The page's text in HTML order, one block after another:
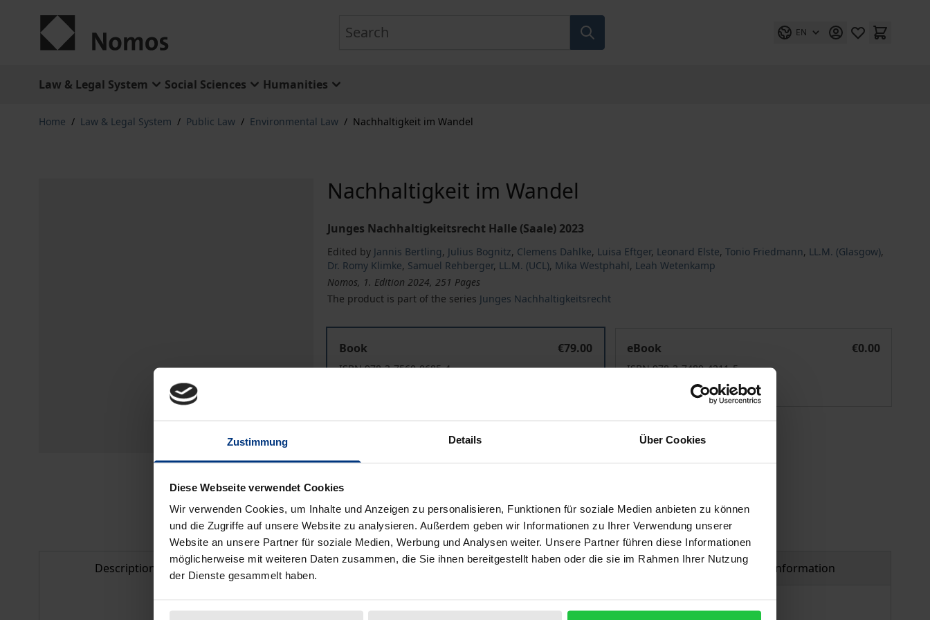
Zustimmung Details Über Cookies
Diese Webseite verwendet Cookies
Wir verwenden Cookies, um Inhalte und Anzeigen zu personalisieren, Funktionen für soziale Medien anbieten zu können
und die Zugriffe auf unsere Website zu analysieren. Außerdem geben wir Informationen zu Ihrer Verwendung unserer
Website an unsere Partner für soziale Medien, Werbung und Analysen weiter. Unsere Partner führen diese Informationen
möglicherweise mit weiteren Daten zusammen, die Sie ihnen bereitgestellt haben oder die sie im Rahmen Ihrer Nutzung
der Dienste gesammelt haben.
EN
Law & Legal System Social Sciences Humanities
Home / Law & Legal System / Public Law / Environmental Law / Nachhaltigkeit im Wandel
Nachhaltigkeit im Wandel
Junges Nachhaltigkeitsrecht Halle (Saale) 2023
Edited by Jannis Bertling, Julius Bognitz, Clemens Dahlke, Luisa Eftger, Leonard Elste,Tonio Friedmann, LL.M. (Glasgow),
Dr. Romy Klimke, Samuel Rehberger, LL.M. (UCL), Mika Westphahl, Leah Wetenkamp
Nomos, 1. Edition 2024, 251 Pages
The product is part of the series Junges Nachhaltigkeitsrecht
Book
€79.00
ISBN 978-3-7560-0685-4
eBook
€0.00
ISBN 978-3-7489-4211-5
Prices include VAT. Depending on the delivery address, VAT may vary at checkout.
Description Bibliographical data Additional material Product safety information